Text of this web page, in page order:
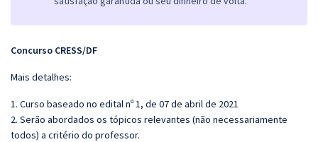
Concurso CRESS/DF
Mais detalhes:
1. Curso baseado no edital nº 1, de 07 de abril de 2021
2. Serão abordados os tópicos relevantes (não necessariamente
todos) a critério do professor.